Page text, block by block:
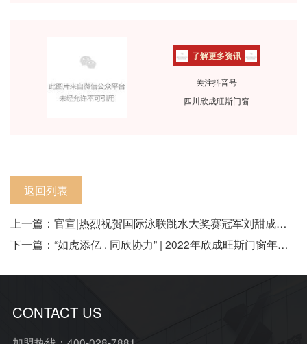
了解更多资讯
关注抖音号
四川欣成旺斯门窗
返回列表
上一篇：官宣|热烈祝贺国际泳联跳水大奖赛冠军刘甜成为欣成旺斯门窗品牌
下一篇：“如虎添亿 . 同欣协力” | 2022年欣成旺斯门窗年终盛
CONTACT US